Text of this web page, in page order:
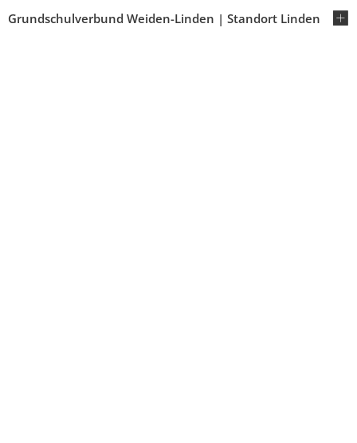
Grundschulverbund Weiden-Linden | Standort Linden